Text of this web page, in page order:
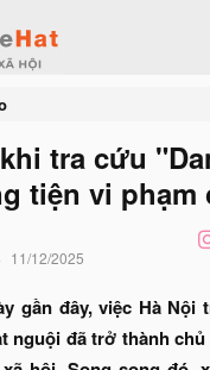
tra cứu
tiện vi phạm
11/12/2025
gần đây, việc Hà Nội
nguội đã trở thành